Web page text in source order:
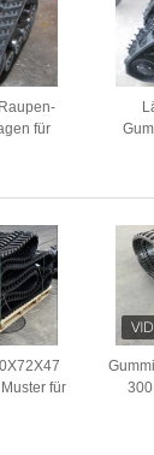
für
für